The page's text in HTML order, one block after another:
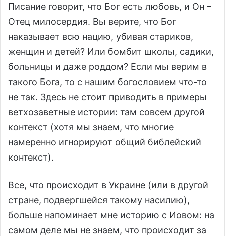
Писание говорит, что Бог есть любовь, и Он –
Отец милосердия. Вы верите, что Бог
наказывает всю нацию, убивая стариков,
женщин и детей? Или бомбит школы, садики,
больницы и даже роддом? Если мы верим в
такого Бога, то с нашим богословием что-то
не так. Здесь не стоит приводить в примеры
ветхозаветные истории: там совсем другой
контекст (хотя мы знаем, что многие
намеренно игнорируют общий библейский
контекст).
Все, что происходит в Украине (или в другой
стране, подвергшейся такому насилию),
больше напоминает мне историю с Иовом: на
самом деле мы не знаем, что происходит за